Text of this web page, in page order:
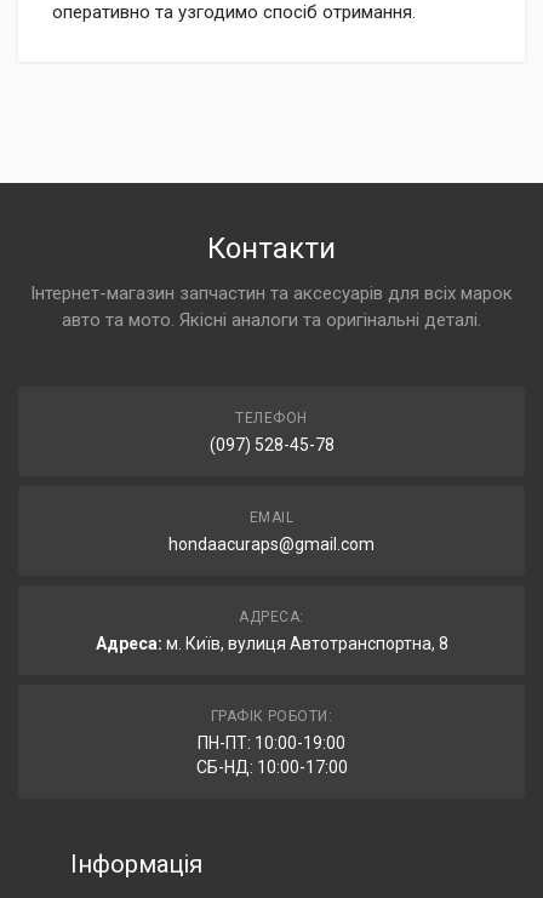
оперативно та узгодимо спосіб отримання.
Контакти
Інтернет-магазин запчастин та аксесуарів для всіх марок
авто та мото. Якісні аналоги та оригінальні деталі.
ТЕЛЕФОН
(097) 528-45-78
EMAIL
hondaacuraps@gmail.com
АДРЕСА:
Адреса: м. Київ, вулиця Автотранспортна, 8
ГРАФІК РОБОТИ:
ПН-ПТ: 10:00-19:00
СБ-НД: 10:00-17:00
Інформація